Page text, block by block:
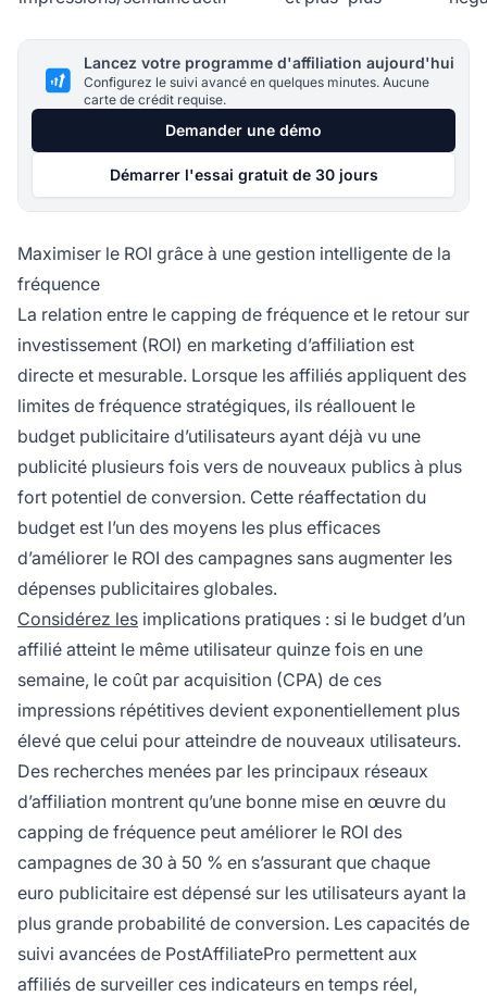
Lancez votre programme d'affiliation aujourd'hui
Configurez le suivi avancé en quelques minutes. Aucune
carte de crédit requise.
Demander une démo
Démarrer l'essai gratuit de 30 jours
Maximiser le ROI grâce à une gestion intelligente de la
fréquence
La relation entre le capping de fréquence et le retour sur
investissement (ROI) en marketing d’affiliation est
directe et mesurable. Lorsque les affiliés appliquent des
limites de fréquence stratégiques, ils réallouent le
budget publicitaire d’utilisateurs ayant déjà vu une
publicité plusieurs fois vers de nouveaux publics à plus
fort potentiel de conversion. Cette réaffectation du
budget est l’un des moyens les plus efficaces
d’améliorer le ROI des campagnes sans augmenter les
dépenses publicitaires globales.
Considérez les implications pratiques : si le budget d’un
affilié atteint le même utilisateur quinze fois en une
semaine, le coût par acquisition (CPA) de ces
impressions répétitives devient exponentiellement plus
élevé que celui pour atteindre de nouveaux utilisateurs.
Des recherches menées par les principaux réseaux
d’affiliation montrent qu’une bonne mise en œuvre du
capping de fréquence peut améliorer le ROI des
campagnes de 30 à 50 % en s’assurant que chaque
euro publicitaire est dépensé sur les utilisateurs ayant la
plus grande probabilité de conversion. Les capacités de
suivi avancées de PostAffiliatePro permettent aux
affiliés de surveiller ces indicateurs en temps réel,